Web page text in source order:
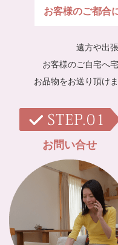
お客様のご都合
遠方や出
お客様のご自宅へ
お品物をお送り頂け
お問い合せ